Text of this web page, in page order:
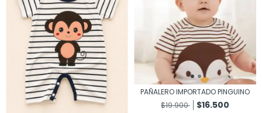
PAÑALERO IMPORTADO PINGUINO
$19.900
$16.500